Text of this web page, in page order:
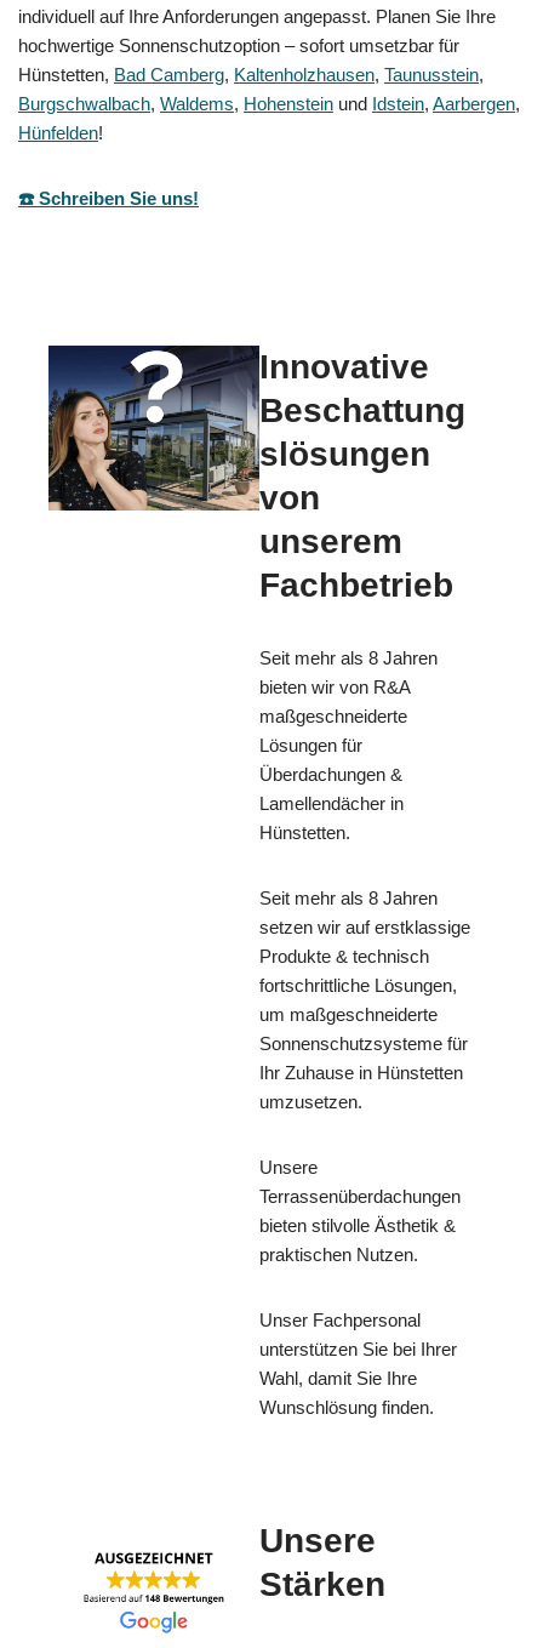
individuell auf Ihre Anforderungen angepasst. Planen Sie Ihre
hochwertige Sonnenschutzoption – sofort umsetzbar für
Hünstetten, Bad Camberg, Kaltenholzhausen, Taunusstein,
Burgschwalbach, Waldems, Hohenstein und Idstein, Aarbergen,
Hünfelden!
☎️ Schreiben Sie uns!
Innovative
Beschattung
slösungen
von
unserem
Fachbetrieb
Seit mehr als 8 Jahren
bieten wir von R&A
maßgeschneiderte
Lösungen für
Überdachungen &
Lamellendächer in
Hünstetten.
Seit mehr als 8 Jahren
setzen wir auf erstklassige
Produkte & technisch
fortschrittliche Lösungen,
um maßgeschneiderte
Sonnenschutzsysteme für
Ihr Zuhause in Hünstetten
umzusetzen.
Unsere
Terrassenüberdachungen
bieten stilvolle Ästhetik &
praktischen Nutzen.
Unser Fachpersonal
unterstützen Sie bei Ihrer
Wahl, damit Sie Ihre
Wunschlösung finden.
Unsere
Stärken